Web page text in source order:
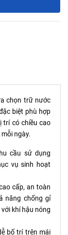
chọn trữ nước
biệt phù hợp
trí có chiều cao
ngày.
cầu sử dụng
vụ sinh hoạt
cấp, an toàn
năng chống gỉ
khí hậu nóng
bố trí trên mái